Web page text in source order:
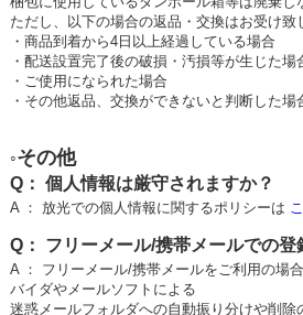
ただし、以下の場合の返品・交換はお受け致
・商品到着から4日以上経過している場合
・配送設置完了後の破損・汚損等が生じた場
・ご使用になられた場合
・その他返品、交換ができないと判断した場
◦その他
Q： 個人情報は厳守されますか？
A ： 放光での個人情報に関するポリシーは
Q： フリーメール/携帯メールでの登
A ： フリーメール/携帯メールをご利用の場
バイダやメールソフトによる
迷惑メールフォルダへの自動振り分けや削除